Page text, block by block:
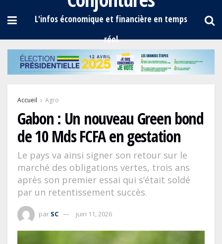
Accueil Agro
Gabon : Un nouveau Green bond
de 10 Mds FCFA en gestation
Le pays va ainsi signer son retour sur le
marché des obligations vertes, trois ans
après son premier essai qui s’était soldé
par un retentissement succès.
par SC juin 11, 2026